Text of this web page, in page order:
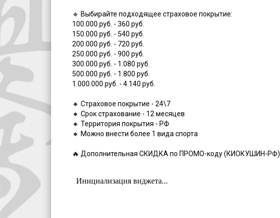
🔹 Выбирайте подходящее страховое покрытие:
100.000 руб. - 360 руб.
150.000 руб. - 540 руб.
200.000 руб. - 720 руб.
250.000 руб. - 900 руб.
300.000 руб. - 1.080 руб.
500.000 руб. - 1.800 руб.
1.000.000 руб. - 4.140 руб.
🔸 Страховое покрытие - 24\7
🔸 Срок страхование - 12 месяцев
🔸 Территория покрытия - РФ
🔸 Можно внести более 1 вида спорта
🔥 Дополнительная СКИДКА по ПРОМО-коду (КИОКУШИН-РФ)